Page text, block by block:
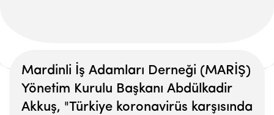
Mardinli İş Adamları Derneği (MARİŞ)
Yönetim Kurulu Başkanı Abdülkadir
Akkuş, "Türkiye koronavirüs karşısında